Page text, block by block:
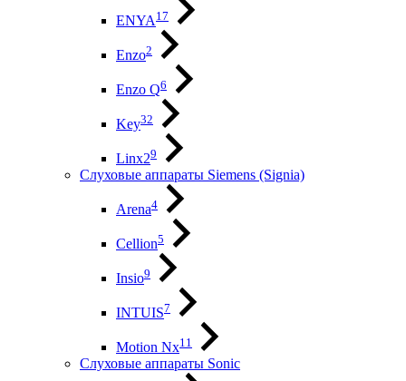
ENYA17
Enzo2
Enzo Q6
Key32
Linx29
Слуховые аппараты Siemens (Signia)
Arena4
Cellion5
Insio9
INTUIS7
Motion Nx11
Слуховые аппараты Sonic